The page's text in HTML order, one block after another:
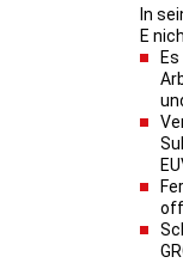
In
E